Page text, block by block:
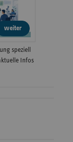
weiter
speziell
Infos